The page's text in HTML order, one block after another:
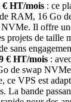
€ HT/mois : ce
RAM, 16 Go
Il offre
projets de taille
sans
€ HT/mois :
de swap
ce VPS est
La bande